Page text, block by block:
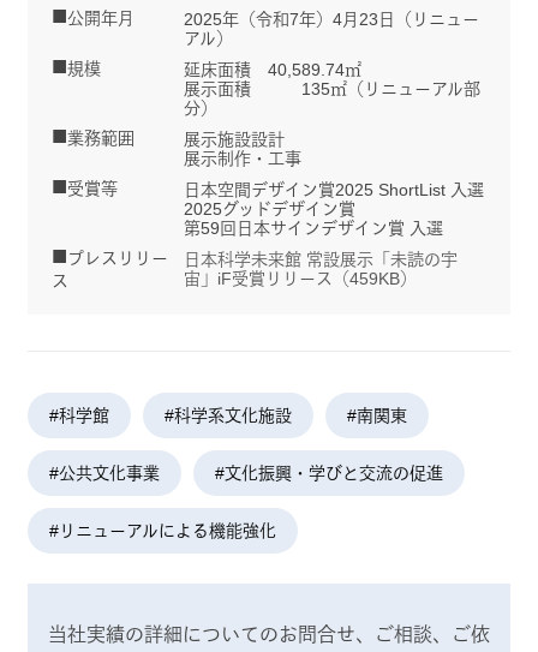
公開年月
2025年（令和7年）4月23日（リニュー
アル）
規模
延床面積 40,589.74㎡
展示面積 135㎡（リニューアル部
分）
業務範囲
展示施設設計
展示制作・工事
受賞等
日本空間デザイン賞2025 ShortList 入選
2025グッドデザイン賞
第59回日本サインデザイン賞 入選
プレスリリー
ス
日本科学未来館 常設展示「未読の宇
宙」iF受賞リリース（459KB）
#科学館 #科学系文化施設 #南関東
#公共文化事業 #文化振興・学びと交流の促進
#リニューアルによる機能強化
当社実績の詳細についてのお問合せ、ご相談、ご依